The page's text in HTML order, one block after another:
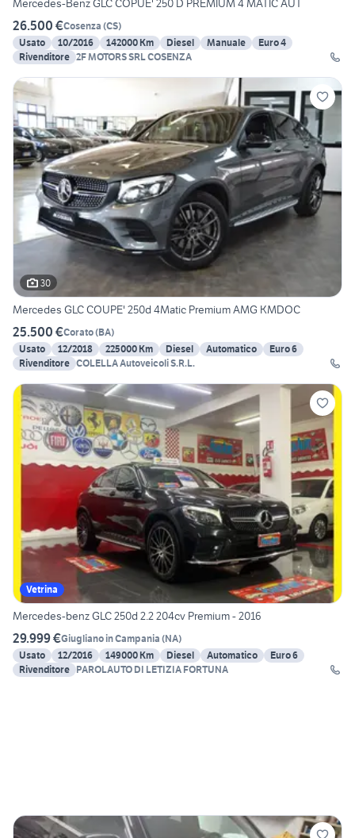
Mercedes-Benz GLC COPUE' 250 D PREMIUM 4 MATIC AUT
26.500 €Cosenza (CS)
Usato
10/2016 142000 Km Diesel Manuale
Euro 4
Rivenditore 2F MOTORS SRL COSENZA
30
Mercedes GLC COUPE' 250d 4Matic Premium AMG KMDOC
25.500 €Corato(BA)
Usato
12/2018 225000 Km Diesel Automatico
Euro 6
Rivenditore COLELLA Autoveicoli S.R.L.
Vetrina
Mercedes-benz GLC 250d 2.2 204cv Premium - 2016
29.999 €Giugliano in Campania (NA)
Usato
12/2016 149000 Km Diesel Automatico
Euro 6
Rivenditore PAROLAUTO DI LETIZIA FORTUNA